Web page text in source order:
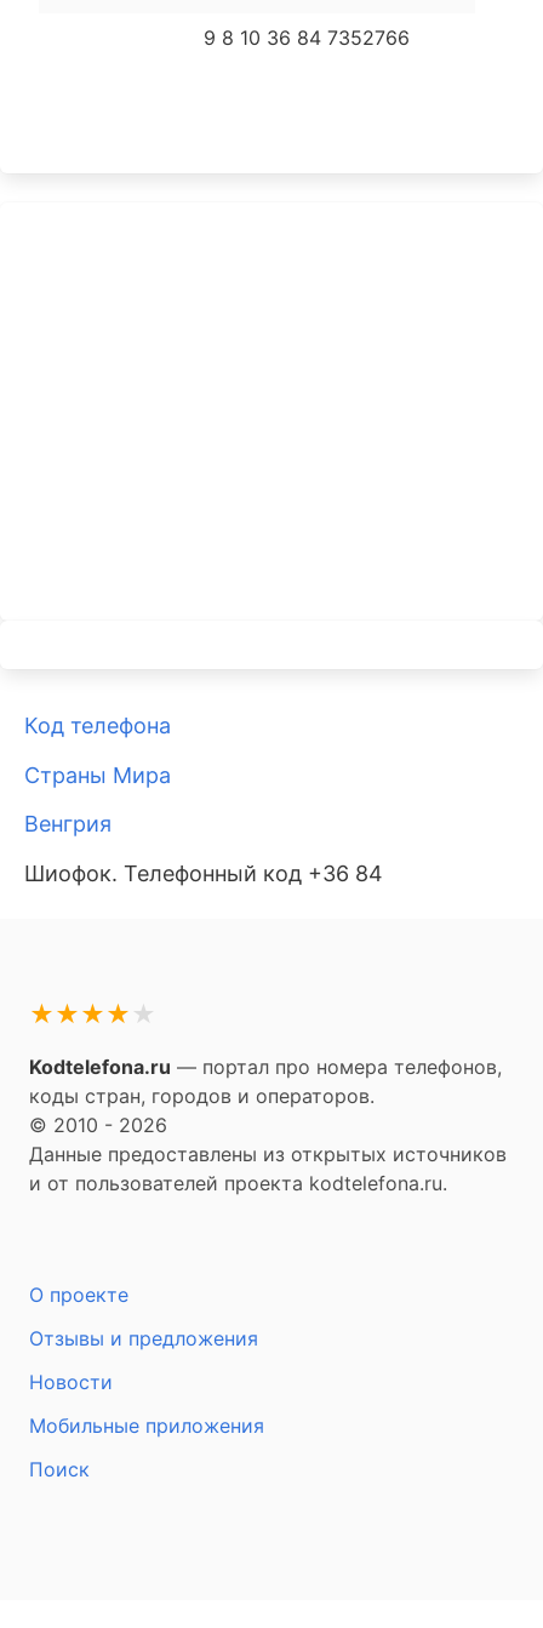
9 8 10 36 84 7352766
Код телефона
Страны Мира
Венгрия
Шиофок. Телефонный код +36 84
★
★
★
★
★
Kodtelefona.ru — портал про номера телефонов,
коды стран, городов и операторов.
© 2010 - 2026
Данные предоставлены из открытых источников
и от пользователей проекта kodtelefona.ru.
О проекте
Отзывы и предложения
Новости
Мобильные приложения
Поиск